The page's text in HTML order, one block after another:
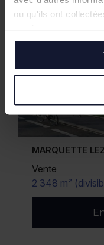
ou qu'ils ont
818 m²